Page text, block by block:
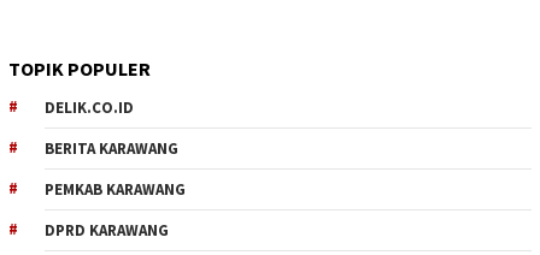
TOPIK POPULER
DELIK.CO.ID
BERITA KARAWANG
PEMKAB KARAWANG
DPRD KARAWANG